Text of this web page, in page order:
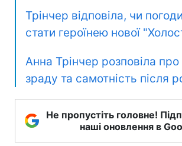
Трінчер відповіла, чи
стати героїнею нової
Анна Трінчер розповіла
зраду та самотність після
Не пропустіть головне!
наші оновлення в